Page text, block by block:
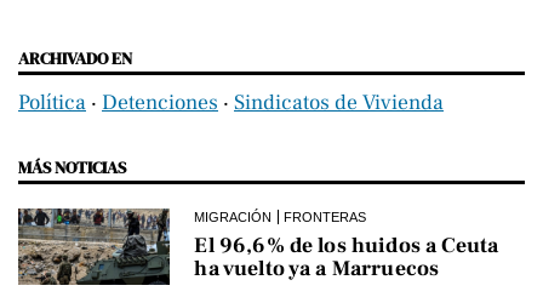
ARCHIVADO EN
Política ‧ Detenciones ‧ Sindicatos de Vivienda
MÁS NOTICIAS
MIGRACIÓN FRONTERAS
El 96,6% de los huidos a Ceuta
ha vuelto ya a Marruecos